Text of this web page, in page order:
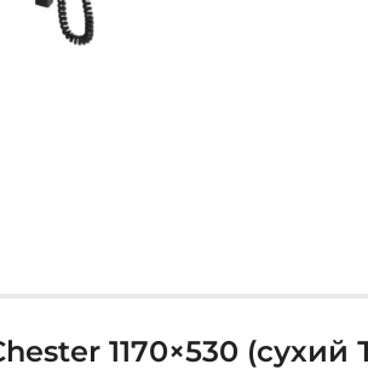
1170×530 (сухий